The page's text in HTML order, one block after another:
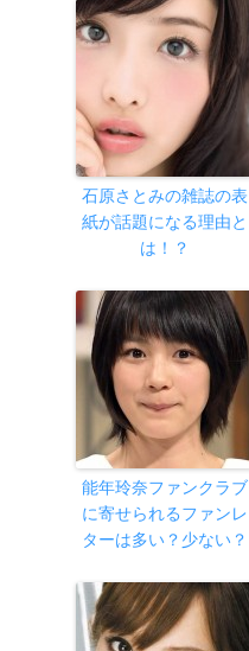
石原さとみの雑誌の表
紙が話題になる理由と
は！？
能年玲奈ファンクラブ
に寄せられるファンレ
ターは多い？少ない？